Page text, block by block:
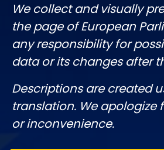
We collect and visually
the page of European
any responsibility for
data or its changes after
Descriptions are created
translation. We
or inconvenience.